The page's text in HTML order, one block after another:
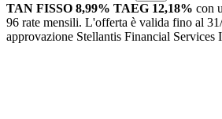
TAN FISSO 8,99% TAEG 12,18% con
96 rate mensili. L'offerta è valida fino al
approvazione Stellantis Financial Services